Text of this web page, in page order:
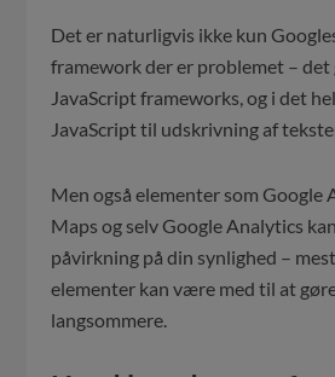
Det er naturligvis ikke kun
framework der er problemet –
JavaScript frameworks, og i det
JavaScript til udskrivning af
Men også elementer som Google
Maps og selv Google Analytics
påvirkning på din synlighed –
elementer kan være med til at
langsommere.